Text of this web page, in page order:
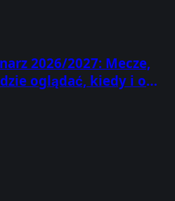
2026/2027: Mecze,
oglądać, kiedy i o